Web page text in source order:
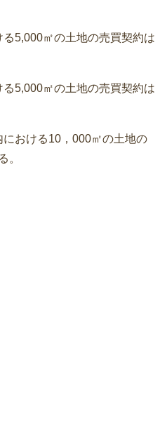
5,000㎡の土地の売買契約は
5,000㎡の土地の売買契約は
おける10，000㎡の土地の
。